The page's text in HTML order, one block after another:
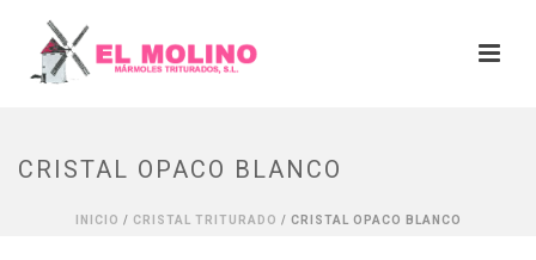
CRISTAL OPACO BLANCO
INICIO / CRISTAL TRITURADO / CRISTAL OPACO BLANCO